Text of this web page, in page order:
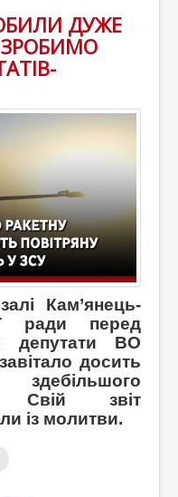
ДУЖЕ
ЗРОБИМО
Кам’янець-
ради перед
депутати ВО
досить
Свій звіт
із молитви.